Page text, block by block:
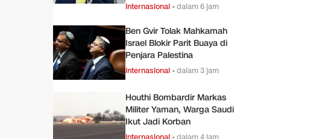
Internasional •dalam 6 jam
Ben Gvir Tolak Mahkamah
Israel Blokir Parit Buaya di
Penjara Palestina
Internasional •dalam 3 jam
Houthi Bombardir Markas
Militer Yaman, Warga Saudi
Ikut Jadi Korban
Internasional •dalam 4 jam